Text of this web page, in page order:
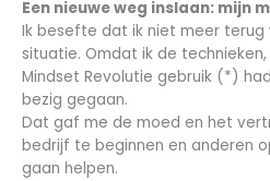
Een nieuwe weg inslaan: mijn
Ik besefte dat ik niet meer terug
situatie. Omdat ik de
Mindset Revolutie gebruik (*)
bezig gegaan.
Dat gaf me de moed en het
bedrijf te beginnen en anderen
gaan helpen.